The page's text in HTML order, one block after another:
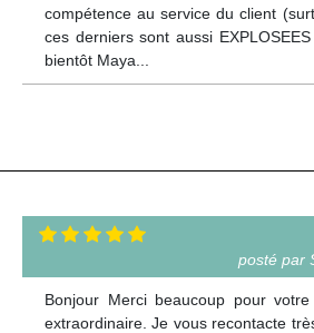
compétence au service du client
ces derniers sont aussi
bientôt Maya...
posté par
Bonjour Merci beaucoup pour
extraordinaire. Je vous recontacte